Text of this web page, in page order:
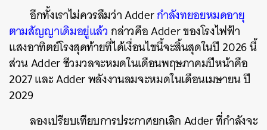
อีกทั้งเราไม่ควรลืมว่า Adderกำลังทยอยหมดอายุ
ตามสัญญาเดิมอยู่แล้วกล่าวคือ Adder ของโรงไฟฟ้า
แสงอาทิตย์โรงสุดท้ายที่ได้เงื่อนไขนี้จะสิ้นสุดในปี 2026 นี้
ส่วน Adder ชีวมวลจะหมดในเดือนพฤษภาคมปีหน้าคือ
2027 และ Adder พลังงานลมจะหมดในเดือนเมษายน ปี
2029
ลองเปรียบเทียบการประกาศยกเลิก Adder ที่กำลังจะ